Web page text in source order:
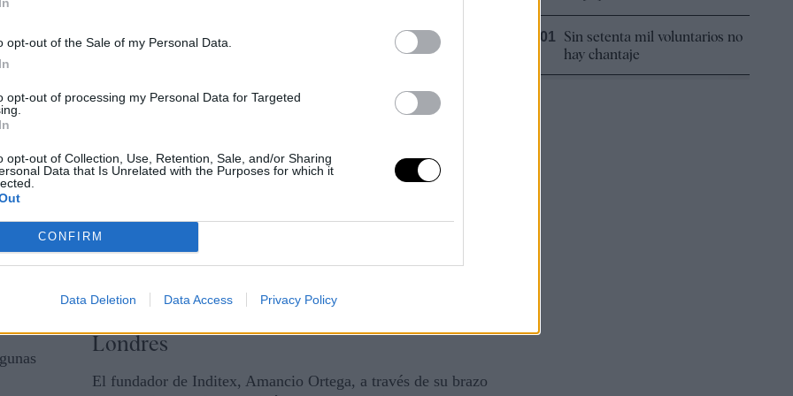
opt-out of the Sale of my Personal Data.
opt-out of processing my Personal Data for Targeted
opt-out of Collection, Use, Retention, Sale, and/or Sharing
Data that Is Unrelated with the Purposes for which it
CONFIRM
Data Deletion Data Access Privacy Policy
Diego Molpeceres07 / 06 / 2023
Mango sigue los pasos de Inditex y pone a
EEUU como uno de sus mercados
Mango cerró 2022 con 10 tiendas en en el mercado
Diego Molpeceres11 / 05 / 2023
Amancio Ortega compra por más de 90
Londres
El fundador de Inditex, Amancio Ortega, a través de su brazo
00:01
Sin setenta mil voluntarios no
hay chantaje